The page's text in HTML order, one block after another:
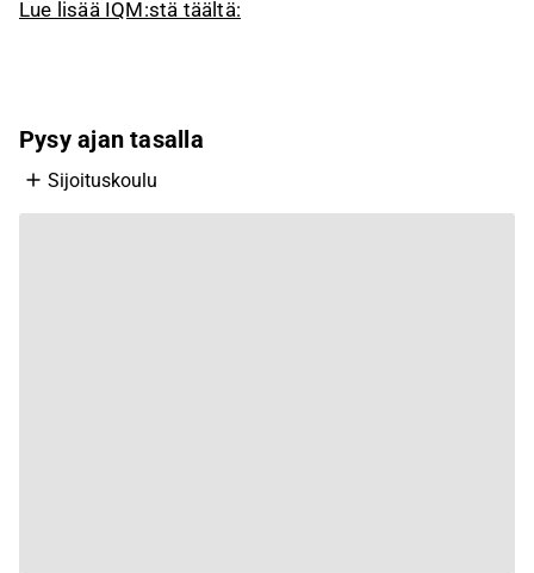
Lue lisää IQM:stä täältä:
Pysy ajan tasalla
Sijoituskoulu